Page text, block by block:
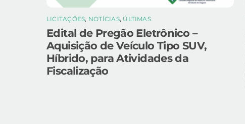
LICITAÇÕES, NOTÍCIAS, ÚLTIMAS
Edital de Pregão Eletrônico –
Aquisição de Veículo Tipo SUV,
Híbrido, para Atividades da
Fiscalização